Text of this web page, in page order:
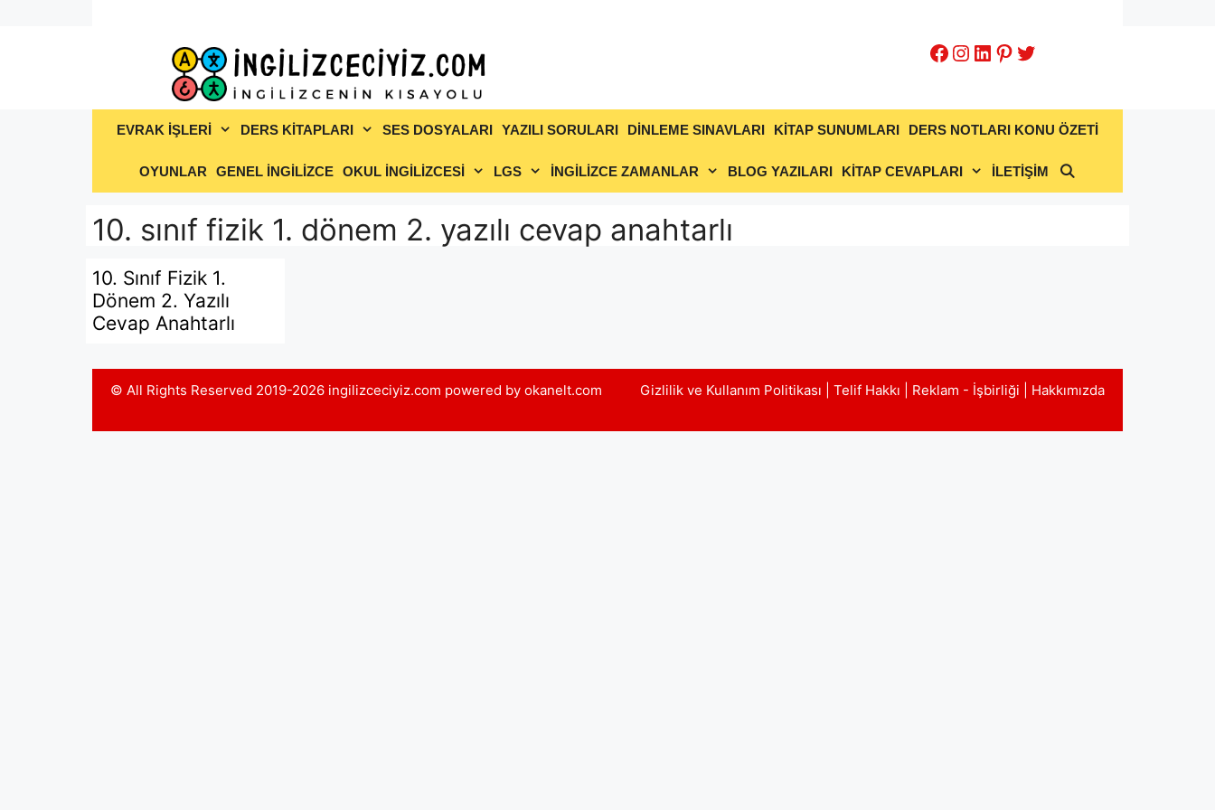
Facebook
Instagram
LinkedIn
Pinterest
Twitter
EVRAK İŞLERİ DERS KİTAPLARI SES DOSYALARI YAZILI SORULARI DİNLEME SINAVLARI KİTAP SUNUMLARI DERS NOTLARI KONU ÖZETİ
OYUNLAR GENEL İNGİLİZCE OKUL İNGİLİZCESİ LGS İNGİLİZCE ZAMANLAR BLOG YAZILARI KİTAP CEVAPLARI İLETİŞİM
10. sınıf fizik 1. dönem 2. yazılı cevap anahtarlı
10. Sınıf Fizik 1.
Dönem 2. Yazılı
Cevap Anahtarlı
Gizlilik ve Kullanım Politikası Telif Hakkı Reklam - İşbirliği Hakkımızda
© All Rights Reserved 2019-2026 ingilizceciyiz.com powered by okanelt.com